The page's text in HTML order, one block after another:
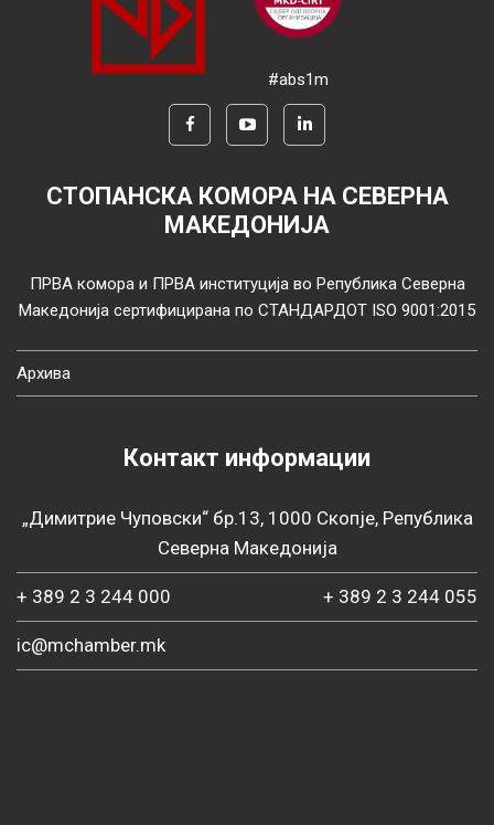
#abs1m
СТОПАНСКА КОМОРА НА СЕВЕРНА
МАКЕДОНИЈА
ПРВА комора и ПРВА институција во Република Северна
Македонија сертифицирана по СТАНДАРДОТ ISO 9001:2015
Архива
Контакт информации
„Димитрие Чуповски“ бр.13, 1000 Скопје, Република
Северна Македонија
+ 389 2 3 244 000 + 389 2 3 244 055
ic@mchamber.mk